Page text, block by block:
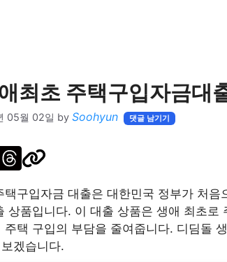
최초 주택구입자금대
05월 02일 by Soohyun 댓글 남기기
택구입자금 대출은 대한민국 정부가 처
상품입니다. 이 대출 상품은 생애 최초로
주택 구입의 부담을 줄여줍니다. 디딤돌
겠습니다.